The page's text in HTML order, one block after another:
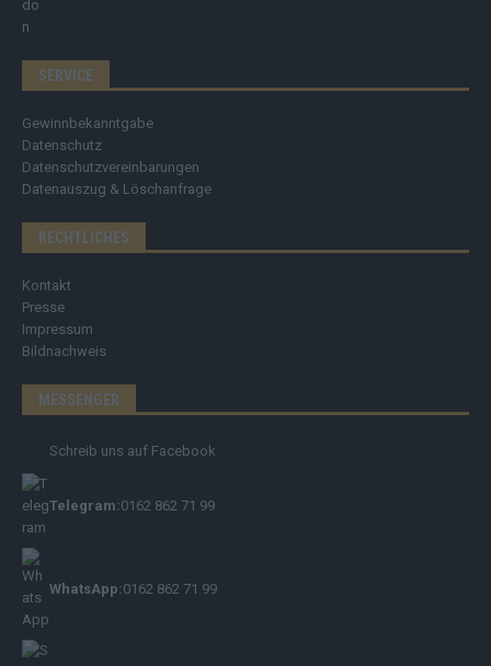
SERVICE
Gewinnbekanntgabe
Datenschutz
Datenschutzvereinbarungen
Datenauszug & Löschanfrage
RECHTLICHES
Kontakt
Presse
Impressum
Bildnachweis
MESSENGER
Schreib uns auf Facebook
Telegram:0162 862 71 99
WhatsApp:0162 862 71 99